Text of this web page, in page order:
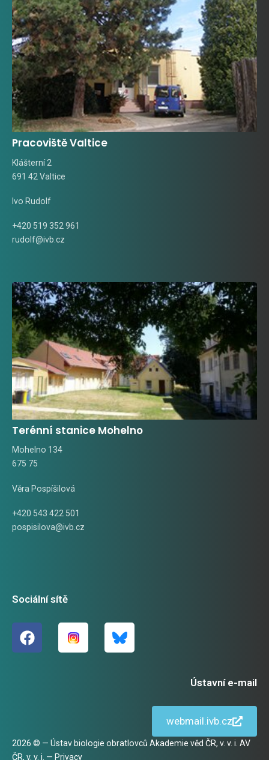
Pracoviště Valtice
Klášterní 2
691 42 Valtice
Ivo Rudolf
+420 519 352 961
rudolf@ivb.cz
Terénní stanice Mohelno
Mohelno 134
675 75
Věra Pospíšilová
+420 543 422 501
pospisilova@ivb.cz
Sociální sítě
Ústavní e-mail
webmail.ivb.cz
2026 © — Ústav biologie obratlovců Akademie věd ČR, v. v. i. AV
ČR, v. v. i. — Privacy